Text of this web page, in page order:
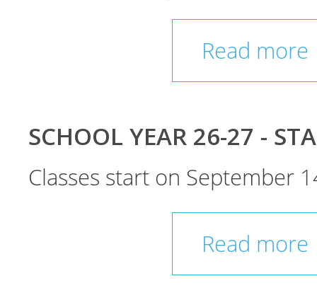
Read more
SCHOOL YEAR 26-27 -
Classes start on September
Read more